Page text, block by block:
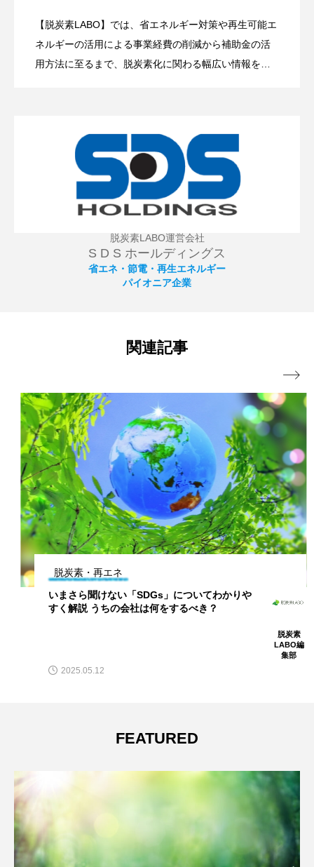
【脱炭素LABO】では、省エネルギー対策や再生可能エ
ネルギーの活用による事業経費の削減から補助金の活
用方法に至るまで、脱炭素化に関わる幅広い情報を発
ネルギーの活用拡大に向けて情報提供を致します。経
費削減や節税対策、補助金活用など、事業の発展・成
長を狙った事業の効率化にも役立ちます。
2025.11.11
中小企業が知るべき「ペロブスカイト太
陽電池」の可能性とは？
脱炭素LABO運営会社
S D S ホールディングス
省エネ・節電・再生エネルギー
パイオニア企業
関連記事
脱炭素・再エネ
いまさら聞けない「SDGs」についてわかりや
すく解説 うちの会社は何をするべき？
脱炭素
LABO編
集部
2025.05.12

FEATURED